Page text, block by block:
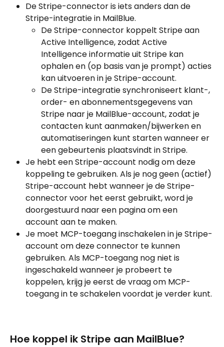
De Stripe-connector is iets anders dan de
Stripe-integratie in MailBlue.
De Stripe-connector koppelt Stripe aan
Active Intelligence, zodat Active
Intelligence informatie uit Stripe kan
ophalen en (op basis van je prompt) acties
kan uitvoeren in je Stripe-account.
De Stripe-integratie synchroniseert klant-,
order- en abonnementsgegevens van
Stripe naar je MailBlue-account, zodat je
contacten kunt aanmaken/bijwerken en
automatiseringen kunt starten wanneer er
een gebeurtenis plaatsvindt in Stripe.
Je hebt een Stripe-account nodig om deze
koppeling te gebruiken. Als je nog geen (actief)
Stripe-account hebt wanneer je de Stripe-
connector voor het eerst gebruikt, word je
doorgestuurd naar een pagina om een
account aan te maken.
Je moet MCP-toegang inschakelen in je Stripe-
account om deze connector te kunnen
gebruiken. Als MCP-toegang nog niet is
ingeschakeld wanneer je probeert te
koppelen, krijg je eerst de vraag om MCP-
toegang in te schakelen voordat je verder kunt.
Hoe koppel ik Stripe aan MailBlue?